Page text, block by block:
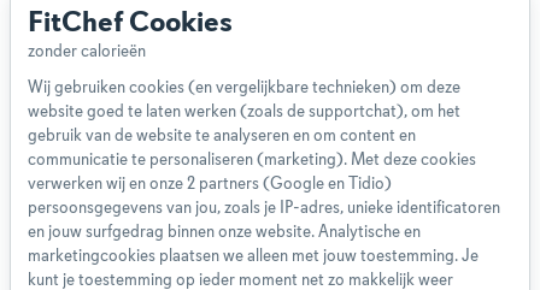
Over ons
Team
App
Blog
Disclaimer
Gebruikersvoorwaarden
FitChef Cookies
Wij gebruiken cookies (en vergelijkbare technieken) om deze
website goed te laten werken (zoals de supportchat), om het
gebruik van de website te analyseren en om content en
communicatie te personaliseren (marketing). Met deze cookies
verwerken wij en onze 2 partners (Google en Tidio)
persoonsgegevens van jou, zoals je IP-adres, unieke identificatoren
en jouw surfgedrag binnen onze website. Analytische en
marketingcookies plaatsen we alleen met jouw toestemming. Je
kunt je toestemming op ieder moment net zo makkelijk weer